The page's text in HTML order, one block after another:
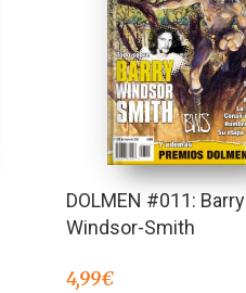
DOLMEN #011: Barry
Windsor-Smith
4,99€